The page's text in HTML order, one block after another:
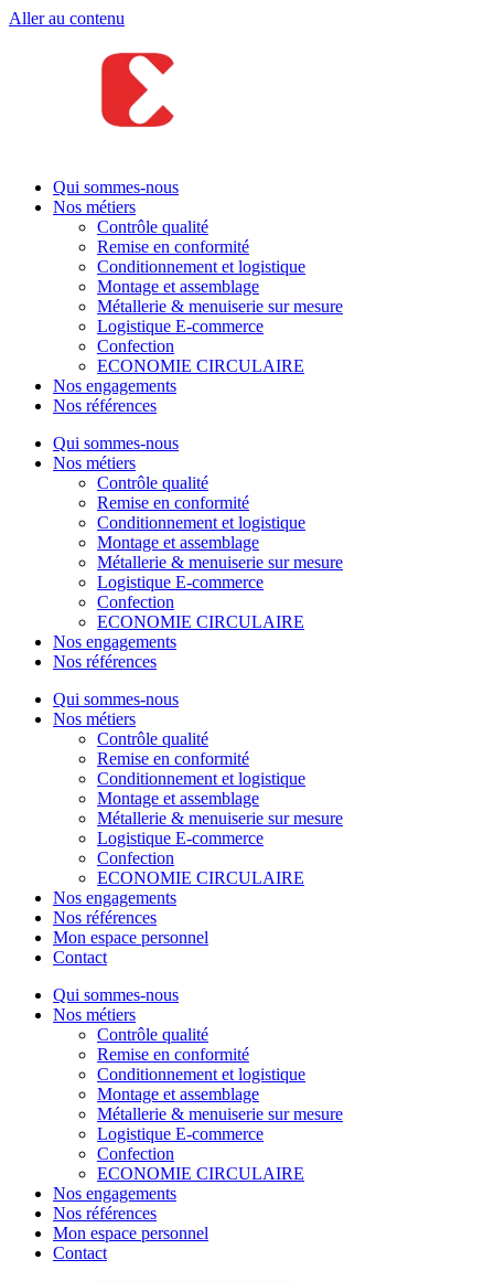
Aller au contenu
Qui sommes-nous
Nos métiers
Contrôle qualité
Remise en conformité
Conditionnement et logistique
Montage et assemblage
Métallerie & menuiserie sur mesure
Logistique E-commerce
Confection
ECONOMIE CIRCULAIRE
Nos engagements
Nos références
Qui sommes-nous
Nos métiers
Contrôle qualité
Remise en conformité
Conditionnement et logistique
Montage et assemblage
Métallerie & menuiserie sur mesure
Logistique E-commerce
Confection
ECONOMIE CIRCULAIRE
Nos engagements
Nos références
Qui sommes-nous
Nos métiers
Contrôle qualité
Remise en conformité
Conditionnement et logistique
Montage et assemblage
Métallerie & menuiserie sur mesure
Logistique E-commerce
Confection
ECONOMIE CIRCULAIRE
Nos engagements
Nos références
Mon espace personnel
Contact
Qui sommes-nous
Nos métiers
Contrôle qualité
Remise en conformité
Conditionnement et logistique
Montage et assemblage
Métallerie & menuiserie sur mesure
Logistique E-commerce
Confection
ECONOMIE CIRCULAIRE
Nos engagements
Nos références
Mon espace personnel
Contact